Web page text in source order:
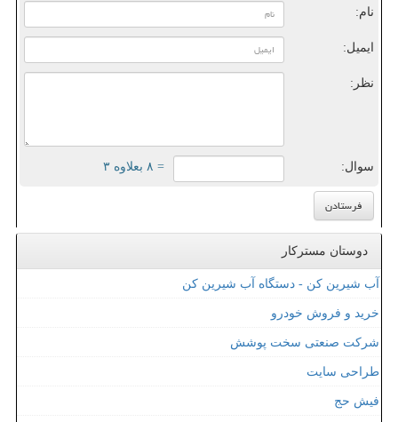
نام:
ایمیل:
نظر:
سوال: = ۸ بعلاوه ۳
دوستان مسترکار
آب شیرین کن - دستگاه آب شیرین کن
خرید و فروش خودرو
شرکت صنعتی سخت پوشش
طراحی سایت
فیش حج